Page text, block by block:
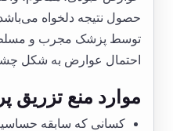
حصول نتیجه دلخواه
توسط پزشک مجرب و مسلط
احتمال عوارض به شکل
موارد منع تزریق
کسانی که سابقه